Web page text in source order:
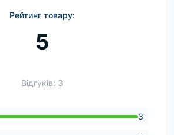
Рейтинг товару:
5
Відгуків: 3
3